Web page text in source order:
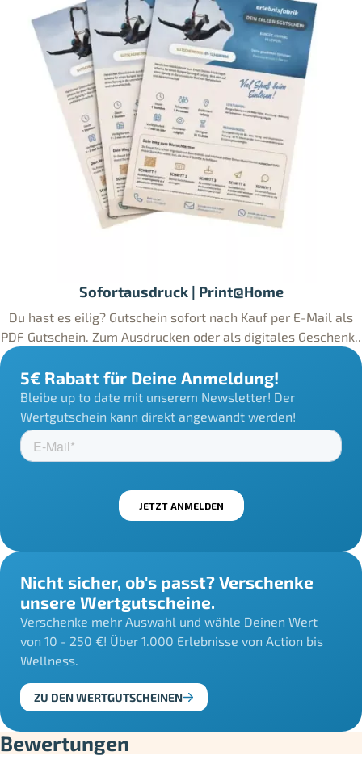
Sofortausdruck | Print@Home
Du hast es eilig? Gutschein sofort nach Kauf per E-Mail als
PDF Gutschein. Zum Ausdrucken oder als digitales Geschenk..
5€ Rabatt für Deine Anmeldung!
Bleibe up to date mit unserem Newsletter! Der
Wertgutschein kann direkt angewandt werden!
Nicht sicher, ob's passt? Verschenke
unsere Wertgutscheine.
Verschenke mehr Auswahl und wähle Deinen Wert
von 10 - 250 €! Über 1.000 Erlebnisse von Action bis
Wellness.
ZU DEN WERTGUTSCHEINEN
Bewertungen